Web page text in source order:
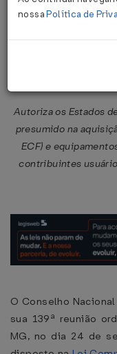
Autoriza os Estados
presumido na
ECF) e
contribuintes
O Conselho
sua 139ª reunião
MG, no dia 24 de
nossaPolítica de